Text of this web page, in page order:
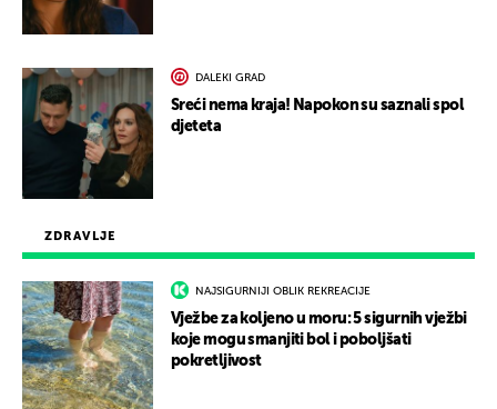
ZDRAVLJE
NAJSIGURNIJI OBLIK REKREACIJE
Vježbe za koljeno u moru: 5 sigurnih vježbi
koje mogu smanjiti bol i poboljšati
pokretljivost
DALEKI GRAD
Sreći nema kraja! Napokon su saznali spol
djeteta